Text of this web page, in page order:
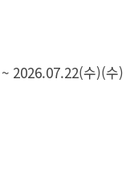
2026.07.22(수)(수)